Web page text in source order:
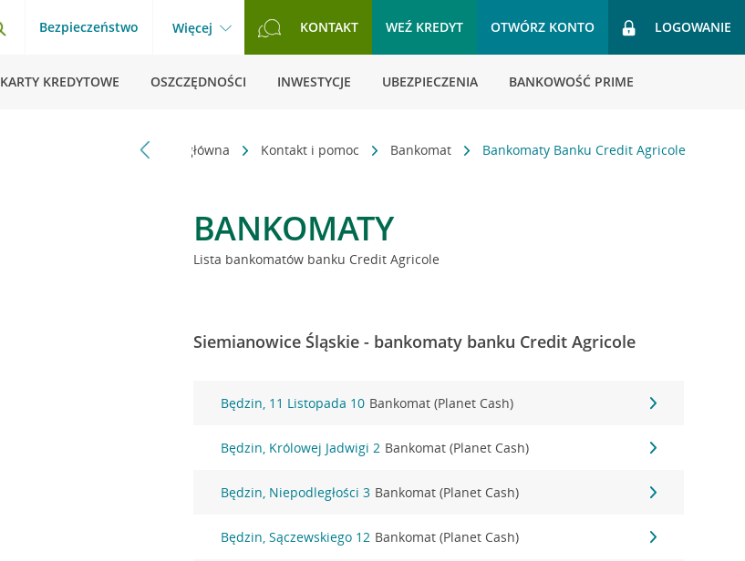
Bezpieczeństwo Więcej KONTAKT WEŹ KREDYT OTWÓRZ KONTO LOGOWANIE
KARTY KREDYTOWE OSZCZĘDNOŚCI INWESTYCJE UBEZPIECZENIA BANKOWOŚĆ PRIME
Strona główna Kontakt i pomoc Bankomat Bankomaty Banku Credit Agricole
BANKOMATY
Lista bankomatów banku Credit Agricole
Siemianowice Śląskie - bankomaty banku Credit Agricole
Będzin, 11 Listopada 10 Bankomat (Planet Cash)
Będzin, Królowej Jadwigi 2 Bankomat (Planet Cash)
Będzin, Niepodległości 3 Bankomat (Planet Cash)
Będzin, Sączewskiego 12 Bankomat (Planet Cash)